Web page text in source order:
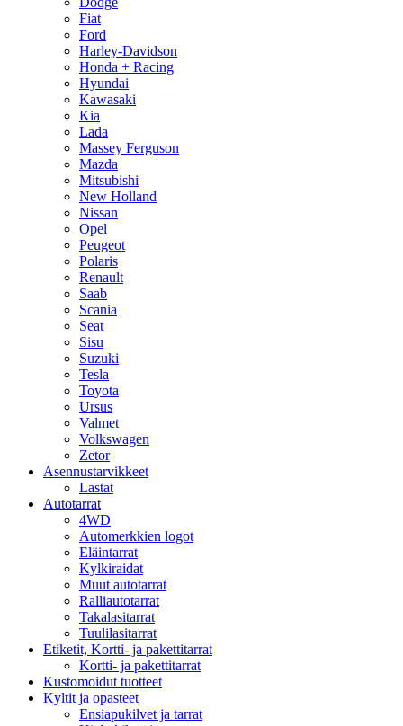
Fiat
Ford
Harley-Davidson
Honda + Racing
Hyundai
Kawasaki
Kia
Lada
Massey Ferguson
Mazda
Mitsubishi
New Holland
Nissan
Opel
Peugeot
Polaris
Renault
Saab
Scania
Seat
Sisu
Suzuki
Tesla
Toyota
Ursus
Valmet
Volkswagen
Zetor
Asennustarvikkeet
Lastat
Autotarrat
4WD
Automerkkien logot
Eläintarrat
Kylkiraidat
Muut autotarrat
Ralliautotarrat
Takalasitarrat
Tuulilasitarrat
Etiketit, Kortti- ja pakettitarrat
Kortti- ja pakettitarrat
Kustomoidut tuotteet
Kyltit ja opasteet
Ensiapukilvet ja tarrat